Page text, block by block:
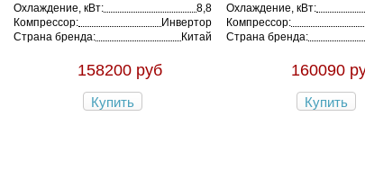
Охлаждение, кВт:
8,8
Компрессор:
Инвертор
Страна бренда:
Китай
158200 руб
Купить
Охлаждение, кВт:
Компрессор:
Страна бренда:
160090
Купить